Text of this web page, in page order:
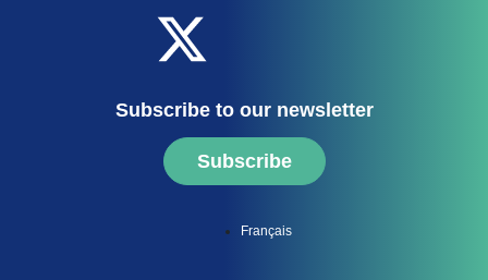
Subscribe to our newsletter
Subscribe
Français